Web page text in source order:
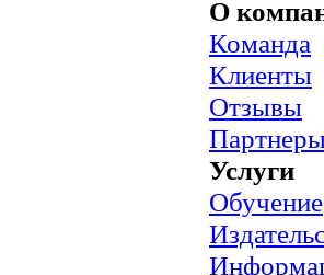
О
Команда
Клиенты
Отзывы
Услуги
Обучение